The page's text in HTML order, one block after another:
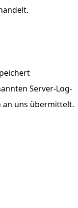
Server-Log-
an uns übermittelt.